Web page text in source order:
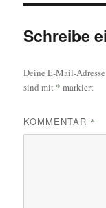
Schreibe
Deine E-Mail-
sind mit * markiert
KOMMENTAR *